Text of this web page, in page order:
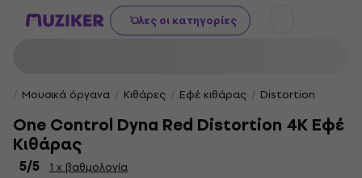
Όλες οι κατηγορίες
Μουσικά όργανα Κιθάρες Εφέ κιθάρας Distortion
One Control Dyna Red Distortion 4K Εφέ
Κιθάρας
5/5
1 x βαθμολογία